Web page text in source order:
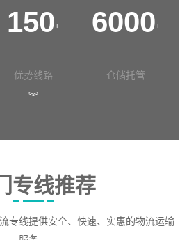
150+
优势线路
6000+
仓储托管
︾
专线推荐
专线提供安全、快速、实惠的物流运输